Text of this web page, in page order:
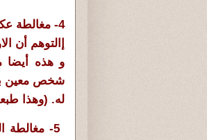
4- مغالطة عكس المنطق Logic Reversal
إالتوهم أن
و هذه أيضا
شخص معين
له. (وهذا
5- مغالطة الجنوح الى التعقيد Appeal To Complexity